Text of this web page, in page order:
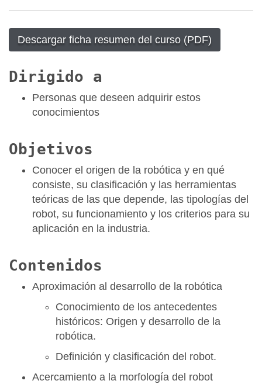
Descargar ficha resumen del curso (PDF)
Dirigido a
Personas que deseen adquirir estos
conocimientos
Objetivos
Conocer el origen de la robótica y en qué
consiste, su clasificación y las herramientas
teóricas de las que depende, las tipologías del
robot, su funcionamiento y los criterios para su
aplicación en la industria.
Contenidos
Aproximación al desarrollo de la robótica
Conocimiento de los antecedentes
históricos: Origen y desarrollo de la
robótica.
Definición y clasificación del robot.
Acercamiento a la morfología del robot